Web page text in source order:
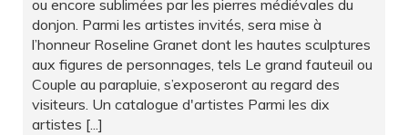
ou encore sublimées par les pierres médiévales du
donjon. Parmi les artistes invités, sera mise à
l’honneur Roseline Granet dont les hautes sculptures
aux figures de personnages, tels Le grand fauteuil ou
Couple au parapluie, s’exposeront au regard des
visiteurs. Un catalogue d'artistes Parmi les dix
artistes [...]